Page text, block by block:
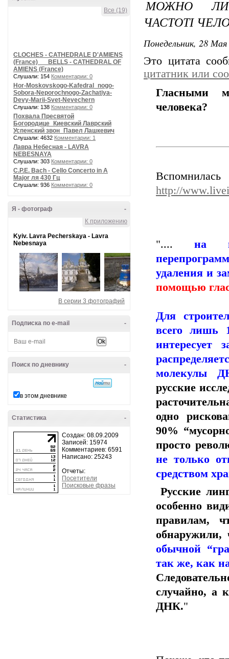
Все (19)
CLOCHES - CATHEDRALE D'AMIENS
(France) __ BELLS - CATHEDRAL OF
AMIENS (France)
Слушали: 154 Комментарии: 0
Hor-Moskovskogo-Kafedral_nogo-
Sobora-Neporochnogo-Zachatiya-
Devy-Marii-Svet-Nevechern
Слушали: 138 Комментарии: 0
Похвала Пресвятой
Богородице_Киевский Лаврский
Успенский звон_Павел Лашкевич
Слушали: 4632 Комментарии: 1
Лавра Небесная - LAVRA
NEBESNAYA
Слушали: 303 Комментарии: 0
C.P.E. Bach - Cello Concerto in A
Major ля 430 Гц
Слушали: 936 Комментарии: 0
-
Я - фотограф
К приложению
Kyiv. Lavra Pecherskaya - Lavra
Nebesnaya
В серии 3 фотографий
-
Подписка по e-mail
-
Поиск по дневнику
в этом дневнике
-
Статистика
Создан: 08.09.2009
Записей: 15974
Комментариев: 6591
Написано: 25243
Отчеты:
Посетители
Поисковые фразы
МОЖНО ЛИ
ЧАСТОТІ
Понедельник, 28
Это цитата
цитатник или
Гласными
человека?
http://
".... на
удаления и
помощью
Для
всего
интересует
молекулы
русские
одно
90%
просто
не только
средством
Русские
особенно
правилам,
обнаружили,
обычной
так же, как
случайно, а
ДНК."